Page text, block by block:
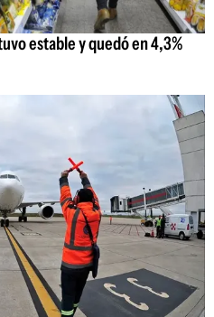
estable y quedó en 4,3%